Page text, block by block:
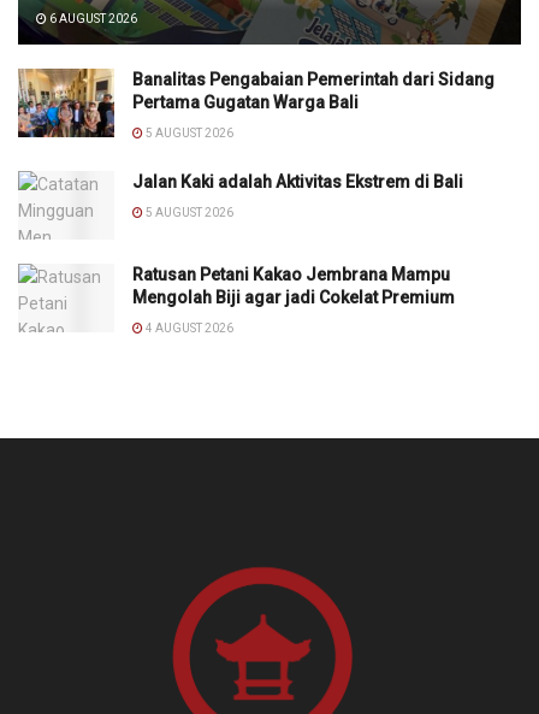
6 AUGUST 2026
Banalitas Pengabaian Pemerintah dari Sidang
Pertama Gugatan Warga Bali
5 AUGUST 2026
Jalan Kaki adalah Aktivitas Ekstrem di Bali
5 AUGUST 2026
Ratusan Petani Kakao Jembrana Mampu
Mengolah Biji agar jadi Cokelat Premium
4 AUGUST 2026